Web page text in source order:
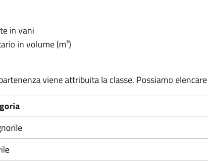
in vani
in volume (m³)
viene attribuita la classe. Possiamo